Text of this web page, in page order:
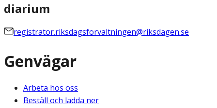
diarium
registrator.riksdagsforvaltningen@riksdagen.se
Genvägar
Arbeta hos oss
Beställ och ladda ner